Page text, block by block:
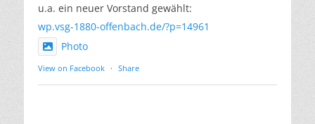
u.a. ein neuer Vorstand gewählt:
wp.vsg-1880-offenbach.de/?p=14961
Photo
View on Facebook · Share